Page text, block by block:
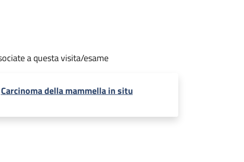
a questa visita/esame
Carcinoma della mammella in situ